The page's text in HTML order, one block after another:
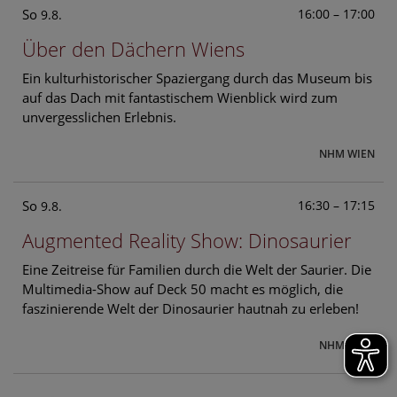
So 9.8. 16:00 – 17:00
Über den Dächern Wiens
Ein kulturhistorischer Spaziergang durch das Museum bis
auf das Dach mit fantastischem Wienblick wird zum
unvergesslichen Erlebnis.
NHM WIEN
So 9.8. 16:30 – 17:15
Augmented Reality Show: Dinosaurier
Eine Zeitreise für Familien durch die Welt der Saurier. Die
Multimedia-Show auf Deck 50 macht es möglich, die
faszinierende Welt der Dinosaurier hautnah zu erleben!
NHM WIEN